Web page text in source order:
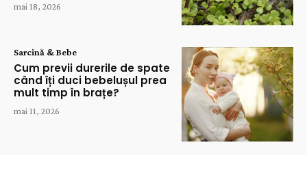
mai 18, 2026
Sarcină & Bebe
Cum previi durerile de spate
când îți duci bebelușul prea
mult timp în brațe?
mai 11, 2026